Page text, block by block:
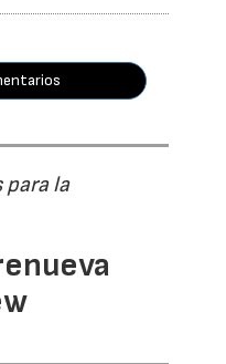
para la